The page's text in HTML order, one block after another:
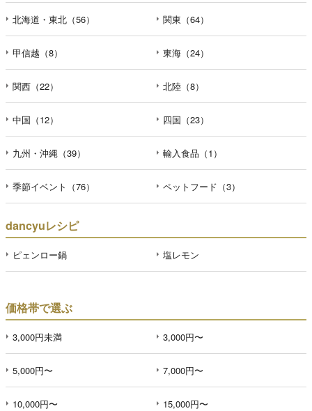
北海道・東北（56） 関東（64）
甲信越（8） 東海（24）
関西（22） 北陸（8）
中国（12） 四国（23）
九州・沖縄（39） 輸入食品（1）
季節イベント（76） ペットフード（3）
dancyuレシピ
ピェンロー鍋 塩レモン
価格帯で選ぶ
3,000円未満 3,000円〜
5,000円〜 7,000円〜
10,000円〜 15,000円〜